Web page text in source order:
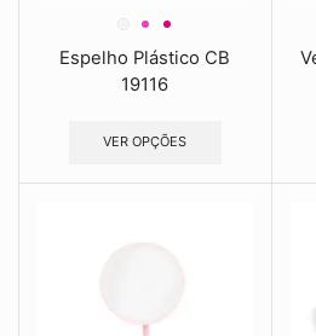
Espelho Plástico CB
19116
VER OPÇÕES